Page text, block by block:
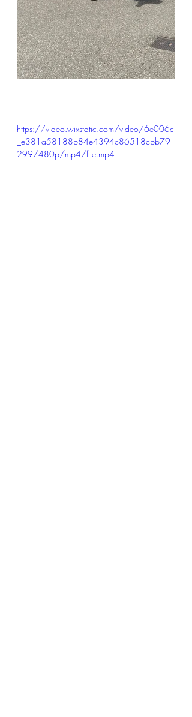
https://video.wixstatic.com/video/6e006c
_e381a58188b84e4394c86518cbb79
299/480p/mp4/file.mp4